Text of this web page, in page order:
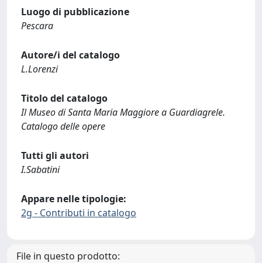
Luogo di pubblicazione
Pescara
Autore/i del catalogo
L.Lorenzi
Titolo del catalogo
Il Museo di Santa Maria Maggiore a Guardiagrele.
Catalogo delle opere
Tutti gli autori
I.Sabatini
Appare nelle tipologie:
2g - Contributi in catalogo
File in questo prodotto: